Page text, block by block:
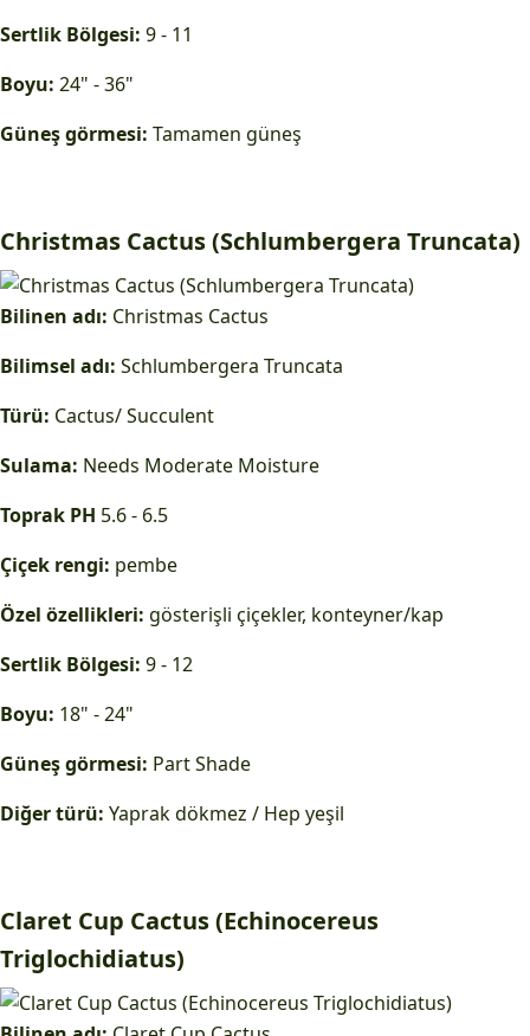
Sertlik Bölgesi: 9 - 11
Boyu: 24" - 36"
Güneş görmesi: Tamamen güneş
Christmas Cactus (Schlumbergera Truncata)
Bilinen adı: Christmas Cactus
Bilimsel adı: Schlumbergera Truncata
Türü: Cactus/ Succulent
Sulama: Needs Moderate Moisture
Toprak PH 5.6 - 6.5
Çiçek rengi: pembe
Özel özellikleri: gösterişli çiçekler, konteyner/kap
Sertlik Bölgesi: 9 - 12
Boyu: 18" - 24"
Güneş görmesi: Part Shade
Diğer türü: Yaprak dökmez / Hep yeşil
Claret Cup Cactus (Echinocereus
Triglochidiatus)